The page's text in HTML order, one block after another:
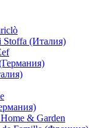
Stoffa (Италия)
& Garden